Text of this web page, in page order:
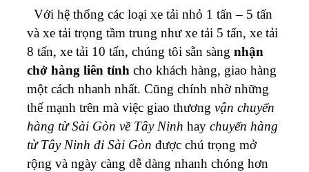
Với hệ thống các loại xe tải nhỏ 1 tấn – 5 tấn
và xe tải trọng tầm trung như xe tải 5 tấn, xe tải
8 tấn, xe tải 10 tấn, chúng tôi sẵn sàng nhận
chở hàng liên tỉnh cho khách hàng, giao hàng
một cách nhanh nhất. Cũng chính nhờ những
thế mạnh trên mà việc giao thương vận chuyển
hàng từ Sài Gòn về Tây Ninh hay chuyển hàng
từ Tây Ninh đi Sài Gòn được chú trọng mở
rộng và ngày càng dễ dàng nhanh chóng hơn